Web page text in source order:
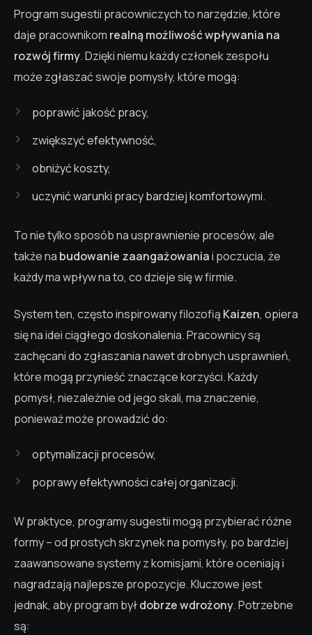
Program sugestii pracowniczych to narzędzie, które
daje pracownikom realną możliwość wpływania na
rozwój firmy. Dzięki niemu każdy członek zespołu
może zgłaszać swoje pomysły, które mogą:
poprawić jakość pracy,
zwiększyć efektywność,
obniżyć koszty,
uczynić warunki pracy bardziej komfortowymi.
To nie tylko sposób na usprawnienie procesów, ale
także na budowanie zaangażowaniai poczucia, że
każdy ma wpływ na to, co dzieje się w firmie.
System ten, często inspirowany filozofią Kaizen, opiera
się na idei ciągłego doskonalenia. Pracownicy są
zachęcani do zgłaszania nawet drobnych usprawnień,
które mogą przynieść znaczące korzyści. Każdy
pomysł, niezależnie od jego skali, ma znaczenie,
ponieważ może prowadzić do:
optymalizacji procesów,
poprawy efektywności całej organizacji.
W praktyce, programy sugestii mogą przybierać różne
formy – od prostych skrzynek na pomysły, po bardziej
zaawansowane systemy z komisjami, które oceniają i
nagradzają najlepsze propozycje. Kluczowe jest
jednak, aby program byłdobrze wdrożony. Potrzebne
są: